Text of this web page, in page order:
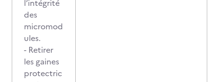
l’intégrité
des
micromod
ules.
- Retirer
les gaines
protectric